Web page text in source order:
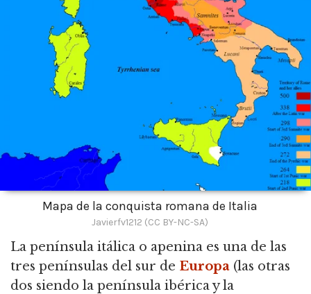
Mapa de la conquista romana de Italia
Javierfv1212 (CC BY-NC-SA)
La península itálica o apenina es una de las
tres penínsulas del sur de Europa (las otras
dos siendo la península ibérica y la